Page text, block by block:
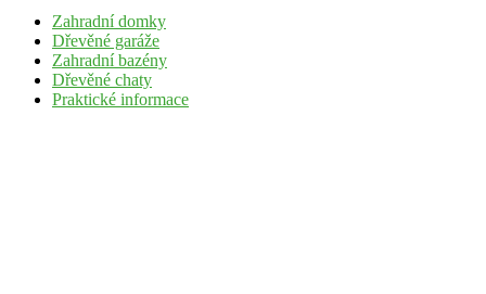
Zahradní domky
Dřevěné garáže
Zahradní bazény
Dřevěné chaty
Praktické informace